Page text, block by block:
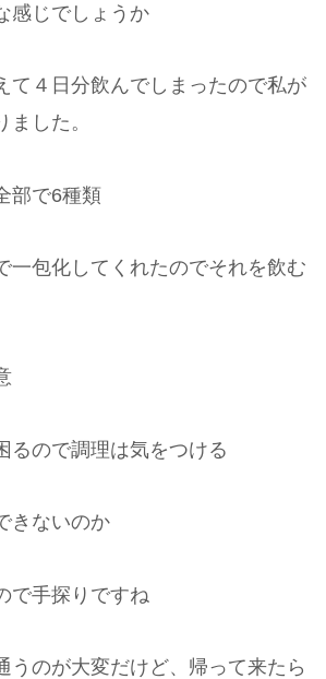
感じでしょうか
て４日分飲んでしまったので私が
した。
部で6種類
一包化してくれたのでそれを飲む
るので調理は気をつける
きないのか
で手探りですね
うのが大変だけど、帰って来たら